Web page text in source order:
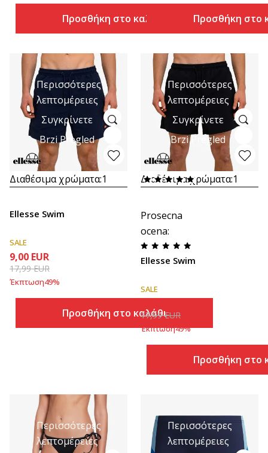
Προσθήκη στο καλάθι Προσθήκη στο
Περισσότερες
λεπτομέρειες
Συγκρίνετε
Brzi Pregled
Διαθέσιμα χρώματα:1
Ellesse Swim
SALE
9,00 EUR
17,99EUR
Έκπτωση49%
Προσθήκη στο καλάθι
Περισσότερες
λεπτομέρειες
Συγκρίνετε
Brzi Pregled
Διαθέσιμα χρώματα:1
Prosecna
ocena:
Ellesse Swim
SALE
17,99EUR
Έκπτωση49%
Προσθήκη στο
Περισσότερες
λεπτομέρειες
Περισσότερες
λεπτομέρειες